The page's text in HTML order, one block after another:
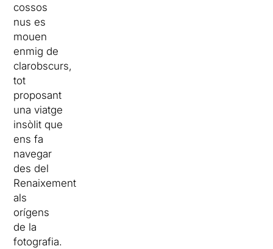
cossos
nus es
mouen
enmig de
clarobscurs,
tot
proposant
una viatge
insòlit que
ens fa
navegar
des del
Renaixement
als
orígens
de la
fotografia.